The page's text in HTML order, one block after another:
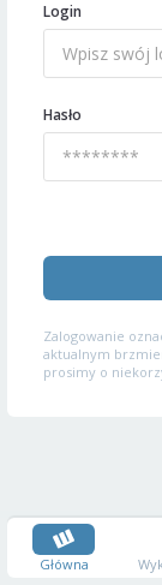
Login
Hasło
Zalogowanie
aktualnym
prosimy o
Główna